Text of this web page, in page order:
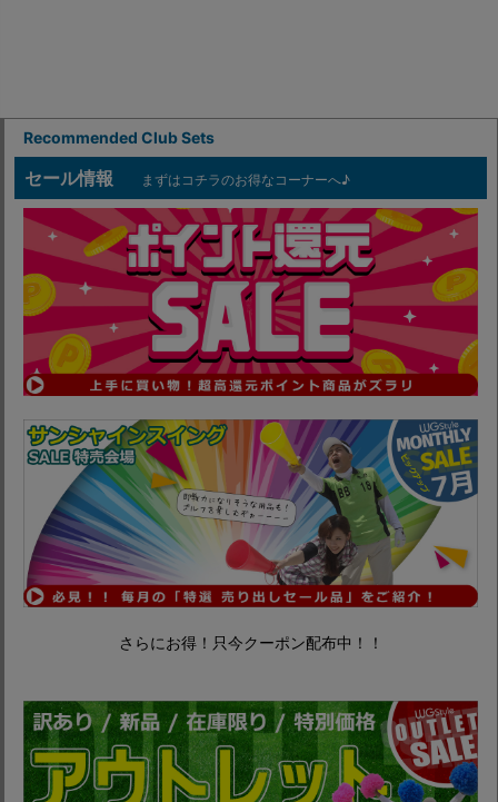
Recommended Club Sets
セール情報 まずはコチラのお得なコーナーへ♪
さらにお得！只今クーポン配布中！！